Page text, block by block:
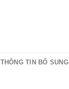
THÔNG TIN BỔ SUNG